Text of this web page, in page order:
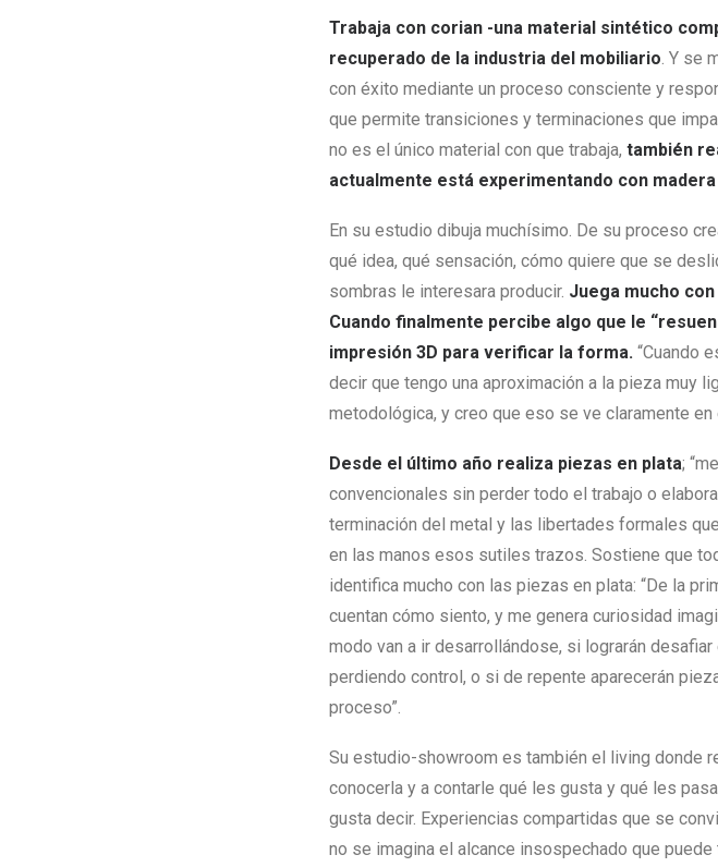
Trabaja con corian -una material sintético
recuperado de la industria del mobiliario. Y se
con éxito mediante un proceso consciente y
que permite transiciones y terminaciones que
no es el único material con que trabaja, también
actualmente está experimentando con madera
En su estudio dibuja muchísimo. De su proceso
qué idea, qué sensación, cómo quiere que se
sombras le interesara producir. Juega mucho
Cuando finalmente percibe algo que le
impresión 3D para verificar la forma. “Cuando
decir que tengo una aproximación a la pieza muy
metodológica, y creo que eso se ve claramente en
Desde el último año realiza piezas en plata;
convencionales sin perder todo el trabajo o
terminación del metal y las libertades formales
en las manos esos sutiles trazos. Sostiene que
identifica mucho con las piezas en plata: “De la
cuentan cómo siento, y me genera curiosidad
modo van a ir desarrollándose, si lograrán
perdiendo control, o si de repente aparecerán
proceso”.
Su estudio-showroom es también el living donde
conocerla y a contarle qué les gusta y qué les
gusta decir. Experiencias compartidas que se
no se imagina el alcance insospechado que puede